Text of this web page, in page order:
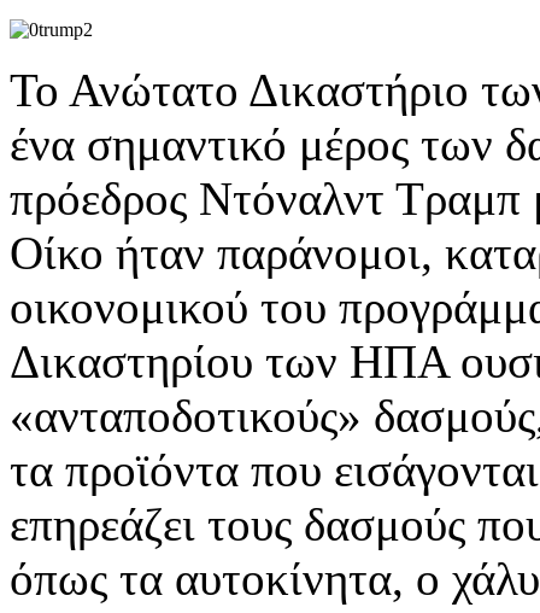
Το Ανώτατο Δικαστήριο
ένα σημαντικό μέρος των
πρόεδρος Ντόναλντ Τραμπ
Οίκο ήταν παράνομοι,
οικονομικού του
Δικαστηρίου των ΗΠΑ
«ανταποδοτικούς»
τα προϊόντα που
επηρεάζει τους δασμούς
όπως τα αυτοκίνητα, ο